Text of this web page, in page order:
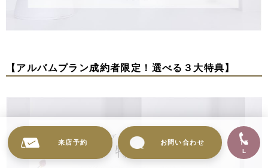
【アルバムプラン成約者限定！選べる３大特典】
来店予約 お問い合わせ
TE
L